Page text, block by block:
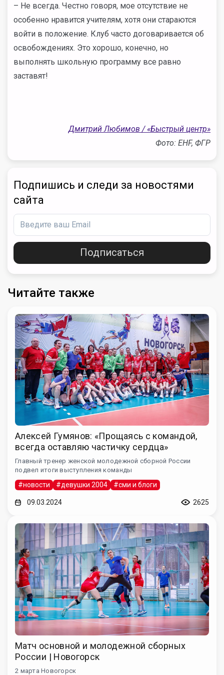
– Не всегда. Честно говоря, мое отсутствие не
особенно нравится учителям, хотя они стараются
войти в положение. Клуб часто договаривается об
освобождениях. Это хорошо, конечно, но
выполнять школьную программу все равно
заставят!
Дмитрий Любимов / «Быстрый центр»
Фото: EHF, ФГР
Подпишись и следи за новостями
сайта
Подписаться
Читайте также
Алексей Гумянов: «Прощаясь с командой,
всегда оставляю частичку сердца»
Главный тренер женской молодежной сборной России
подвел итоги выступления команды
#новости #девушки 2004 #сми и блоги
09.03.2024 2625
Матч основной и молодежной сборных
России | Новогорск
2 марта Новогорск